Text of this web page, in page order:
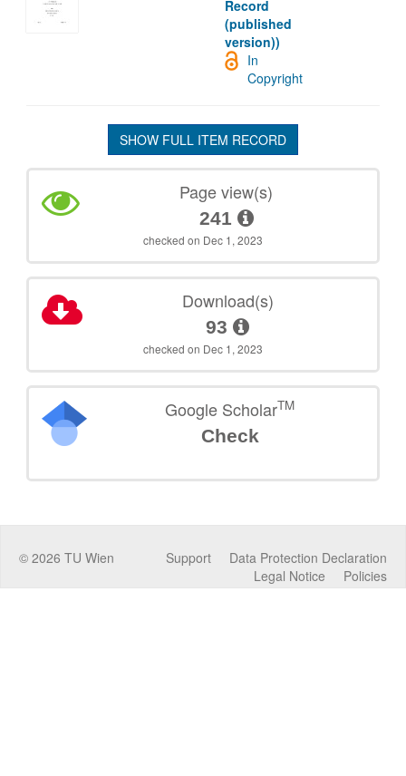
Record
(published
version))
In
Copyright
SHOW FULL ITEM RECORD
Page view(s)
241
checked on Dec 1, 2023
Download(s)
93
checked on Dec 1, 2023
Google ScholarTM
Check
© 2026 TU Wien Data Protection Declaration
Support
Policies
Legal Notice